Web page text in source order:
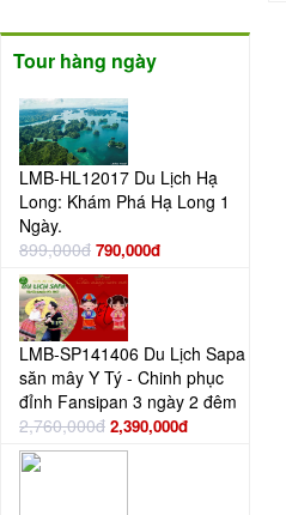
Tour hàng ngày
LMB-HL12017 Du Lịch Hạ
Long: Khám Phá Hạ Long 1
Ngày.
899,000đ 790,000đ
LMB-SP141406 Du Lịch Sapa
săn mây Y Tý - Chinh phục
đỉnh Fansipan 3 ngày 2 đêm
2,760,000đ 2,390,000đ